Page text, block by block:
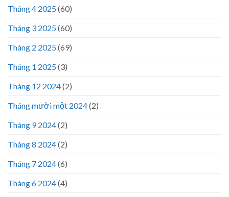
Tháng 4 2025(60)
Tháng 3 2025(60)
Tháng 2 2025(69)
Tháng 1 2025(3)
Tháng 12 2024(2)
Tháng mười một 2024(2)
Tháng 9 2024(2)
Tháng 8 2024(2)
Tháng 7 2024(6)
Tháng 6 2024(4)